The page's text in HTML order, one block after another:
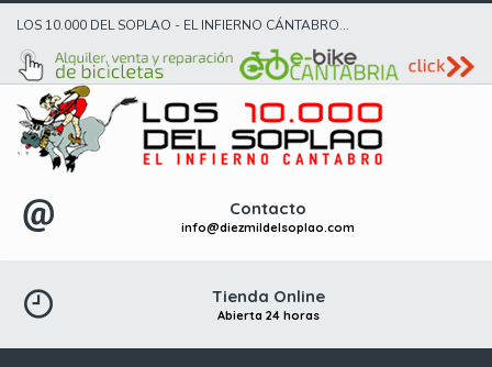
LOS 10.000 DEL SOPLAO - EL INFIERNO CÁNTABRO...
Contacto
info@diezmildelsoplao.com
Tienda Online
Abierta 24 horas